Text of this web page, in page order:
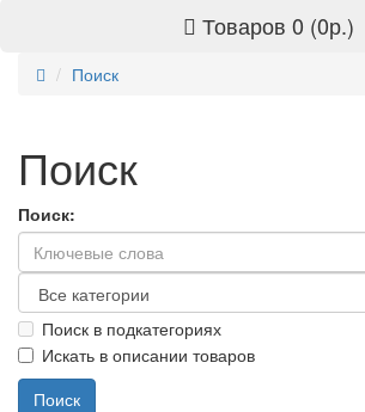
Товаров 0 (0р.)
Поиск
Поиск
Поиск:
Поиск в подкатегориях
Искать в описании товаров